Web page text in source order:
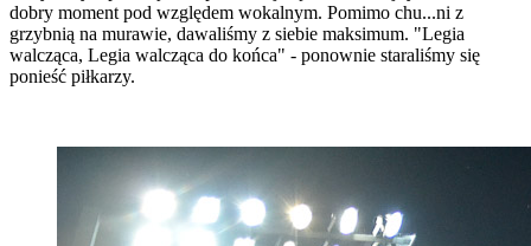
dobry moment pod względem wokalnym. Pomimo chu...ni z
grzybnią na murawie, dawaliśmy z siebie maksimum. "Legia
walcząca, Legia walcząca do końca" - ponownie staraliśmy się
ponieść piłkarzy.